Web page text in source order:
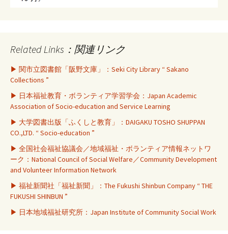
Related Links：関連リンク
▶ 関市立図書館「阪野文庫」：Seki City Library “ Sakano
Collections ”
▶ 日本福祉教育・ボランティア学習学会：Japan Academic
Association of Socio-education and Service Learning
▶ 大学図書出版「ふくしと教育」：DAIGAKU TOSHO SHUPPAN
CO.,LTD. “ Socio-education ”
▶ 全国社会福祉協議会／地域福祉・ボランティア情報ネットワ
ーク：National Council of Social Welfare／Community Development
and Volunteer Information Network
▶ 福祉新聞社「福祉新聞」：The Fukushi Shinbun Company “ THE
FUKUSHI SHINBUN ”
▶ 日本地域福祉研究所：Japan Institute of Community Social Work